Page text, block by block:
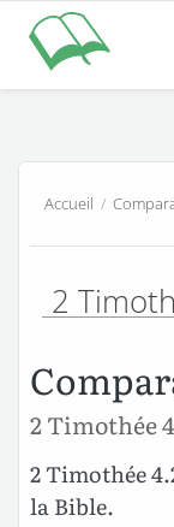
Accueil /
2
2 Timothée
2 Timothée
la Bible.